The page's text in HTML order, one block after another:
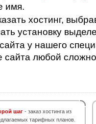
имя.
хостинг,
установку
у нашего
сайта любой
шаг - заказ хостинга из
тарифных планов.